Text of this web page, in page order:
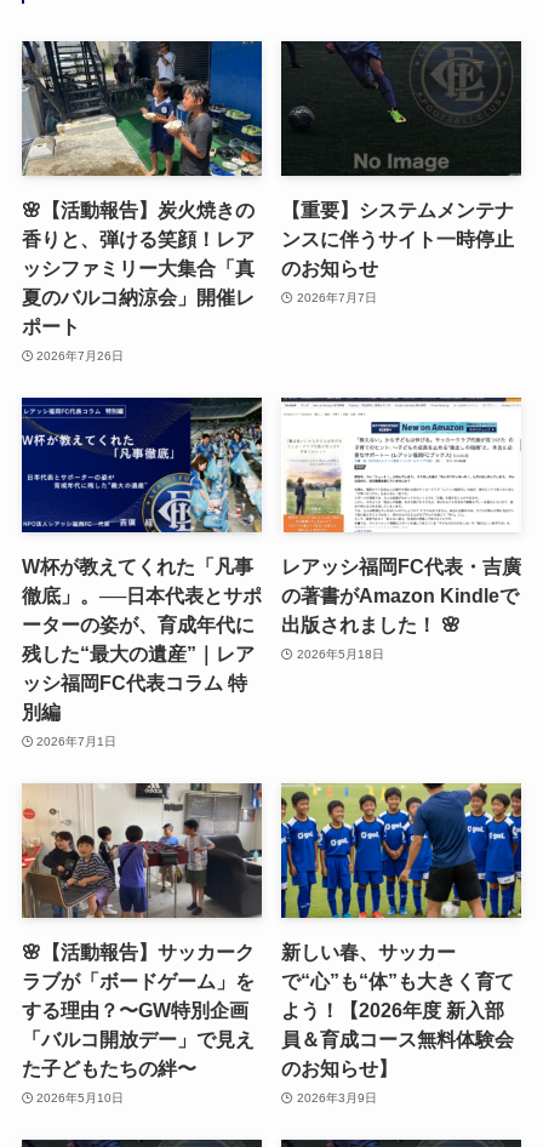
🌸【活動報告】炭火焼きの
香りと、弾ける笑顔！レア
ッシファミリー大集合「真
夏のバルコ納涼会」開催レ
ポート
2026年7月26日
【重要】システムメンテナ
ンスに伴うサイト一時停止
のお知らせ
2026年7月7日
W杯が教えてくれた「凡事
徹底」。──日本代表とサポ
ーターの姿が、育成年代に
残した“最大の遺産”｜レア
ッシ福岡FC代表コラム 特
別編
2026年7月1日
レアッシ福岡FC代表・吉廣
の著書がAmazon Kindleで
出版されました！ 🌸
2026年5月18日
🌸【活動報告】サッカーク
ラブが「ボードゲーム」を
する理由？〜GW特別企画
「バルコ開放デー」で見え
た子どもたちの絆〜
2026年5月10日
新しい春、サッカー
で“心”も“体”も大きく育て
よう！【2026年度 新入部
員＆育成コース無料体験会
のお知らせ】
2026年3月9日